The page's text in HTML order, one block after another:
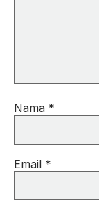
Nama *
Email *